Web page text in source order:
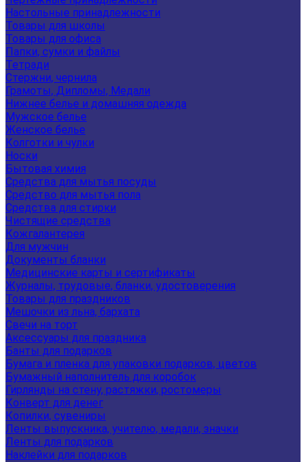
Настольные принадлежности
Товары для школы
Товары для офиса
Папки, сумки и файлы
Тетради
Стержни, чернила
Грамоты, Дипломы, Медали
Нижнее белье и домашняя одежда
Мужское белье
Женское белье
Колготки и чулки
Носки
Бытовая химия
Средства для мытья посуды
Средство для мытья пола
Средства для стирки
Чистящие средства
Кожгалантерея
Для мужчин
Документы бланки
Медицинские карты и сертификаты
Журналы, трудовые, бланки, удостоверения
Товары для праздников
Мешочки из льна, бархата
Свечи на торт
Аксессуары для праздника
Банты для подарков
Бумага и пленка для упаковки подарков, цветов
Бумажный наполнитель для коробок
Гирлянды на стену, растяжки, ростомеры
Конверт для денег
Копилки, сувениры
Ленты выпускника, учителю, медали, значки
Ленты для подарков
Наклейки для подарков